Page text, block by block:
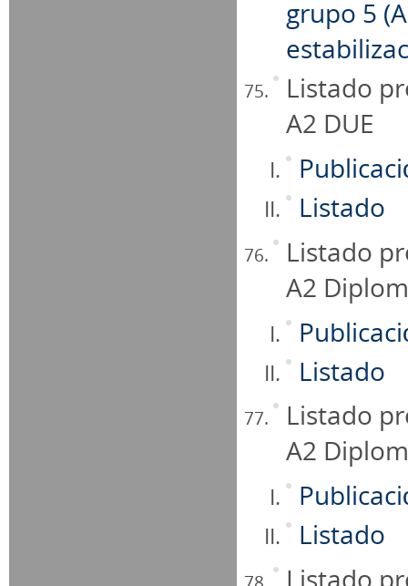
grupo 5
Listado
A2 DUE
Listado
Listado
A2
Listado
Listado
A2
Listado
Listado